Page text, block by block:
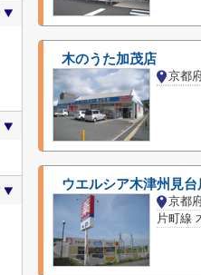
木のうた加茂店
ウエルシア木津州見台
京都
片町線